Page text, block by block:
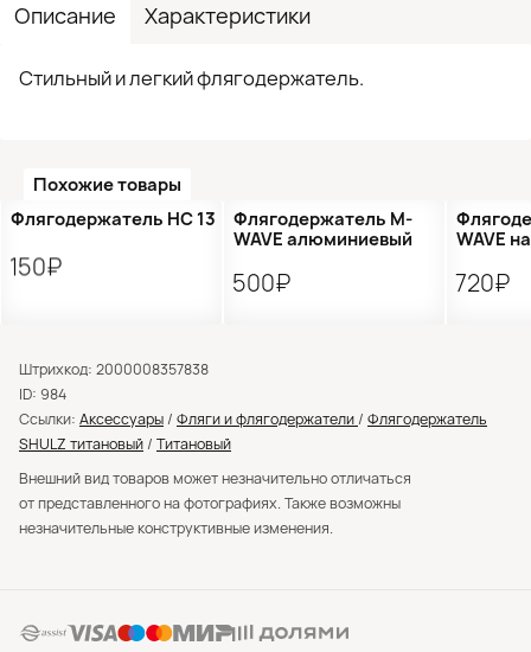
Описание Характеристики
Стильный и легкий флягодержатель.
Похожие товары
●Кол-во ограничено
Флягодержатель HC 13
150₽
Флягодержатель M-
WAVE алюминиевый
500₽
WAVE
720₽
Штрихкод: 2000008357838
ID: 984
Ссылки: Аксессуары / Фляги и флягодержатели / Флягодержатель
SHULZ титановый / Титановый
Внешний вид товаров может незначительно отличаться
от представленного на фотографиях. Также возможны
незначительные конструктивные изменения.